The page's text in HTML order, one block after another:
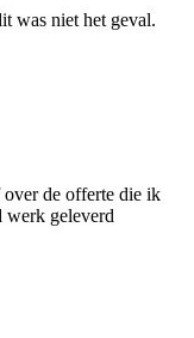
was niet het geval.
de offerte die ik
werk geleverd